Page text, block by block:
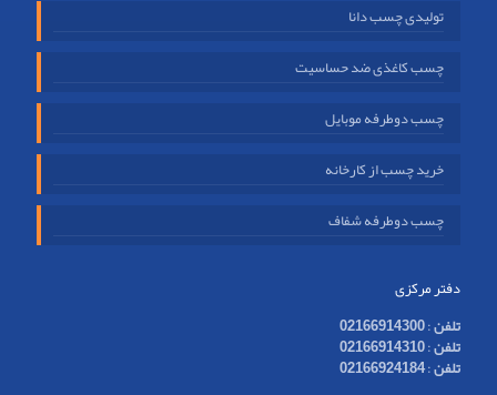
تولیدی چسب دانا
چسب کاغذی ضد حساسیت
چسب دوطرفه موبایل
خرید چسب از کارخانه
چسب دوطرفه شفاف
دفتر مرکزی
تلفن:
02166914300
تلفن:
02166914310
تلفن:
02166924184